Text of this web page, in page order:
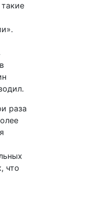
раза
что